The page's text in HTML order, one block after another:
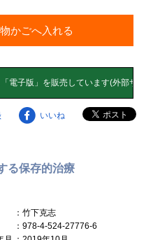
かごへ入れる
いいね
る保存的治療
：竹下克志
：978-4-524-27776-6